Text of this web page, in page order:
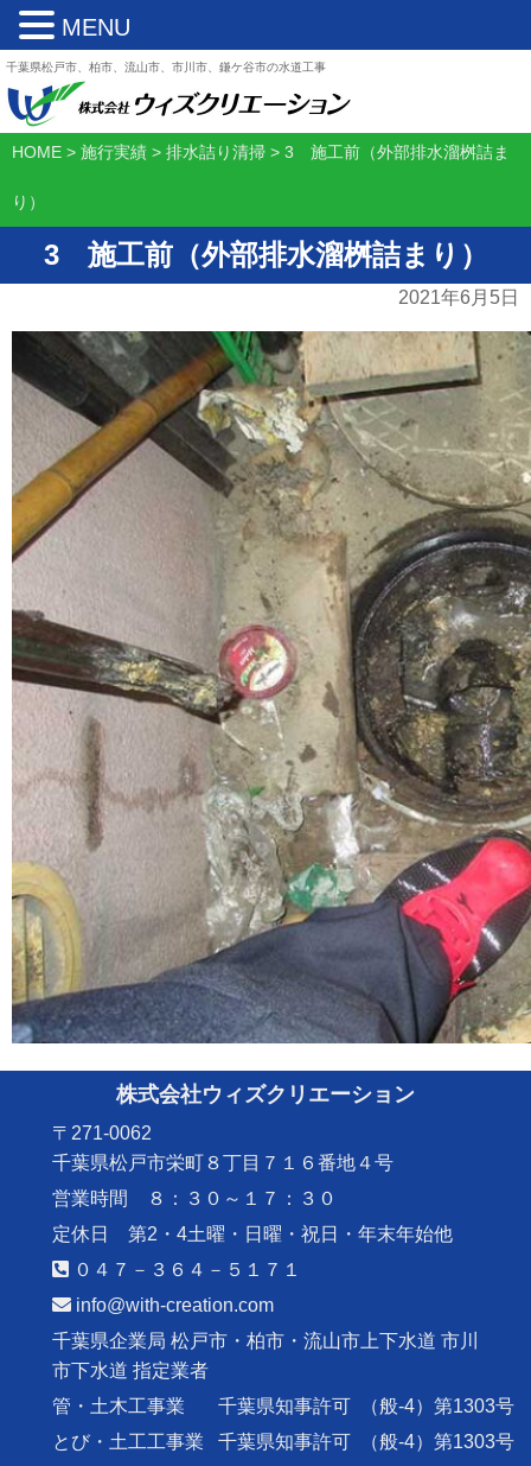
千葉県松戸市、柏市、流山市、市川市、鎌ケ谷市の水道工事
HOME > 施行実績 > 排水詰り清掃 > 3 施工前（外部排水溜桝詰ま
り）
3 施工前（外部排水溜桝詰まり）
2021年6月5日
MENU
株式会社ウィズクリエーション
〒271-0062
千葉県松戸市栄町８丁目７１６番地４号
営業時間 ８：３０～１７：３０
定休日 第2・4土曜・日曜・祝日・年末年始他
０４７－３６４－５１７１
info@with-creation.com
千葉県企業局 松戸市・柏市・流山市上下水道 市川
市下水道 指定業者
管・土木工事業
千葉県知事許可
（般-4）第1303号
とび・土工工事業
千葉県知事許可
（般-4）第1303号